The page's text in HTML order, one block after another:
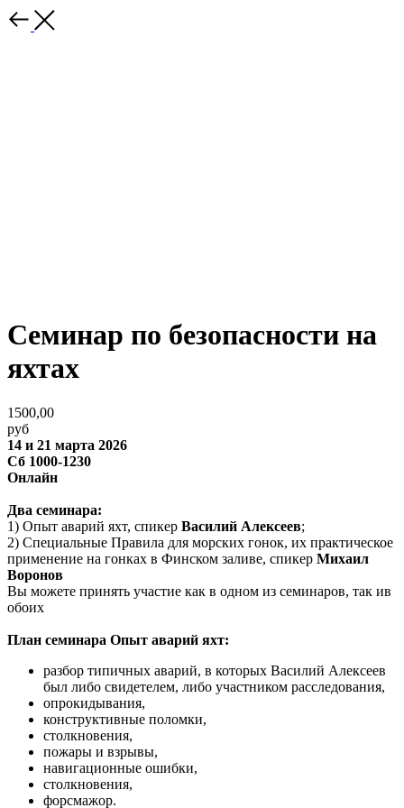
Семинар по безопасности на
яхтах
1500,00
руб
14 и 21 марта 2026
Сб 1000-1230
Онлайн
Два семинара:
1) Опыт аварий яхт, спикер Василий Алексеев;
2) Специальные Правила для морских гонок, их практическое
применение на гонках в Финском заливе, спикер Михаил
Воронов
Вы можете принять участие как в одном из семинаров, так ив
обоих
План семинара Опыт аварий яхт:
разбор типичных аварий, в которых Василий Алексеев
был либо свидетелем, либо участником расследования,
опрокидывания,
конструктивные поломки,
столкновения,
пожары и взрывы,
навигационные ошибки,
столкновения,
форсмажор.